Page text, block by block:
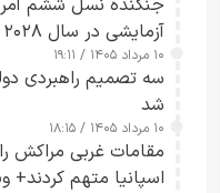
آزمایشی در سال ۲۰۲۸ انجام می‌شود
۱۰ مرداد ۱۴۰۵ / ۱۹:۱۱
سه تصمیم راهبردی
شد
۱۰ مرداد ۱۴۰۵ / ۱۸:۱۵
مقامات غربی مراکش
اسپانیا متهم کردند+